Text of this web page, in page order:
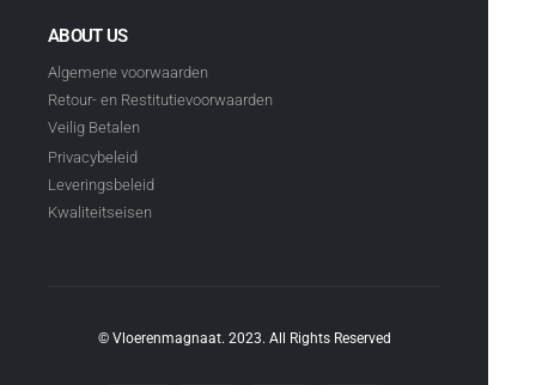
ABOUT US
Algemene voorwaarden
Retour- en Restitutievoorwaarden
Veilig Betalen
Privacybeleid
Leveringsbeleid
Kwaliteitseisen
© Vloerenmagnaat. 2023. All Rights Reserved